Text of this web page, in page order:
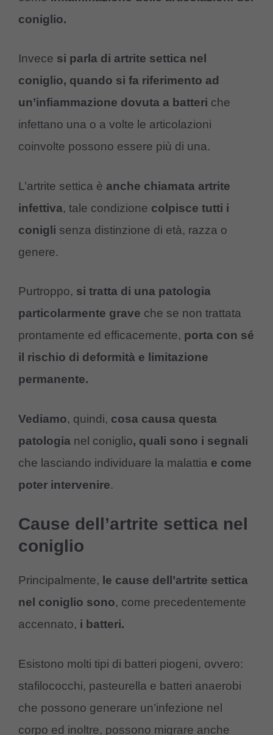
coniglio.
Invece si parla di artrite settica nel
coniglio, quando si fa riferimento ad
un’infiammazione dovuta a batteri che
infettano una o a volte le articolazioni
coinvolte possono essere più di una.
L’artrite settica è anche chiamata artrite
infettiva, tale condizione colpisce tutti i
conigli senza distinzione di età, razza o
genere.
Purtroppo, si tratta di una patologia
particolarmente grave che se non trattata
prontamente ed efficacemente, porta con sé
il rischio di deformità e limitazione
permanente.
Vediamo, quindi, cosa causa questa
patologia nel coniglio, quali sono i segnali
che lasciando individuare la malattia e come
poter intervenire.
Cause dell’artrite settica nel
coniglio
Principalmente, le cause dell’artrite settica
nel coniglio sono, come precedentemente
accennato, i batteri.
Esistono molti tipi di batteri piogeni, ovvero:
stafilococchi, pasteurella e batteri anaerobi
che possono generare un’infezione nel
corpo ed inoltre, possono migrare anche